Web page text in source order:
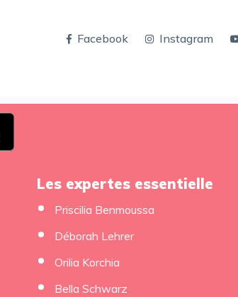
Facebook Instagram
Les expertes essentielle
Priscilia Benmoussa
Déborah Lehrer
Orilia Korchia
Bella Schwarz